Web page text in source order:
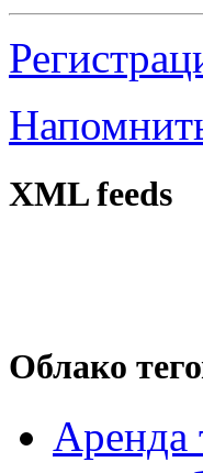
XML feeds
Облако
Аренда